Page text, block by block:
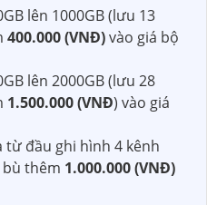
lên 1000GB (lưu 13
400.000 (VNĐ)vào giá bộ
lên 2000GB (lưu 28
1.500.000 (VNĐ) vào giá
đầu ghi hình 4 kênh
bù thêm 1.000.000 (VNĐ)